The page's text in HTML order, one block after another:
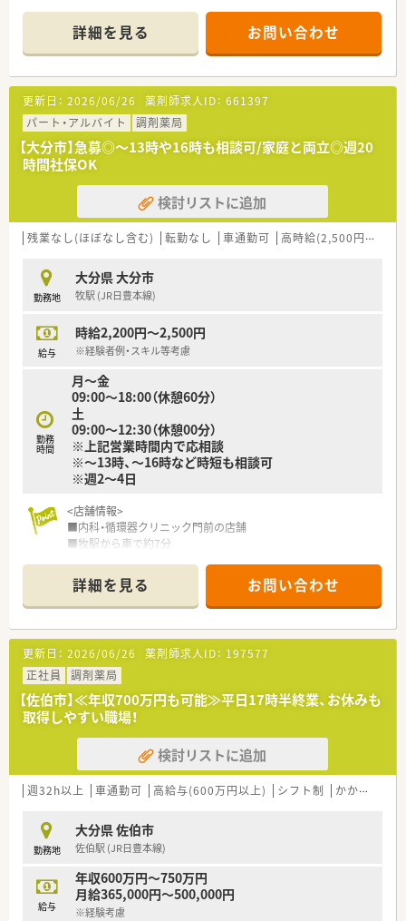
幅広く処方箋を応需しています。
■1日約150枚を薬剤師5名と事務スタッフ7名、コンシェルジュ1
名という手厚い体制で対応します。
【募集背景と求める人物像について】
■当社の理念に共感してくださる方を求めています。
■患者様だけでなく、共に働くスタッフにも優しさと思いやりを
持って接することができる方を歓迎します。
■チームワークを大切にし、主体的に行動できるコミュニケーシ
ョン能力の高い方を求めています。
【求人情報について】
■ご経験やスキルを正当に評価し、年収500万円から最大で650
万円という給与が可能です。
した場合は1分単位で支給します。
■お子さんが3歳になるまで利用できる時短制度や、提携保育園
の斡旋など子育て支援も充実です。
【勤務実態について】
■希望の働き方を丁寧にヒアリングした上で採用するため、ライ
■本社で全店舗のシフトを一括作成・調整しており、個々の希望
が通りやすく休みやすい体制です。
■有給休暇は平均10日から20日取得されており、協力体制があ
るため長期休暇の取得もできます。
詳細を見る お問い合わせ
更新日： 2026/06/26 薬剤師求人ID： 661397
パート・アルバイト
調剤薬局
【大分市】急募◎～13時や16時も相談可/家庭と両立◎週20
時間社保OK
検討リストに追加
残業なし(ほぼなし含む) 転勤なし 車通勤可 高時給(2,500円以上)
勤務地
大分県 大分市
牧駅 (JR日豊本線)
給与
時給2,200円～2,500円
※経験者例・スキル等考慮
勤務
時間
月～金
09:00～18:00（休憩60分）
土
09:00～12:30（休憩00分）
※上記営業時間内で応相談
※～13時、～16時など時短も相談可
※週2～4日
<店舗情報>
■内科・循環器クリニック門前の店舗
■牧駅から車で約7分
＜こんな会社です＞
■大分県を中心に関西含め30店舗以上の調剤薬局・ドラッグス
トアを展開中
■調剤だけではなく、健康食品カウンセリング・化粧品のカウン
セリング販売
＜在宅について＞
■自社施設もあり、施設在宅を豊富に扱っている企業
■日祝のオンコール当番は希望者のみで実施の為、当番で回って
くるわけではありません
※別途手当（店舗待機30,000円/回、自宅待機15,000円＋対応数
で加算有）を支給
■月～土の夜間オンコールは本社担当者にて実施の為、対応はあ
りません
＜長く働ける会社＞
■生涯現役を目指している企業で、年次の沿って特別休暇制度を
設けるなど長く安心して就業する環境整備に積極的
■70代の方も活躍中
■住宅手当、退職金制度、社員旅行、リフレッシュ休暇制度など
福利厚生も整備
詳細を見る お問い合わせ
更新日： 2026/06/26 薬剤師求人ID： 197577
正社員
調剤薬局
【佐伯市】≪年収700万円も可能≫平日17時半終業、お休みも
取得しやすい職場！
検討リストに追加
週32h以上 車通勤可 高給与(600万円以上) シフト制 かかりつけ薬剤師
勤務地
大分県 佐伯市
佐伯駅 (JR日豊本線)
給与
年収600万円～750万円
月給365,000円～500,000円
※経験考慮